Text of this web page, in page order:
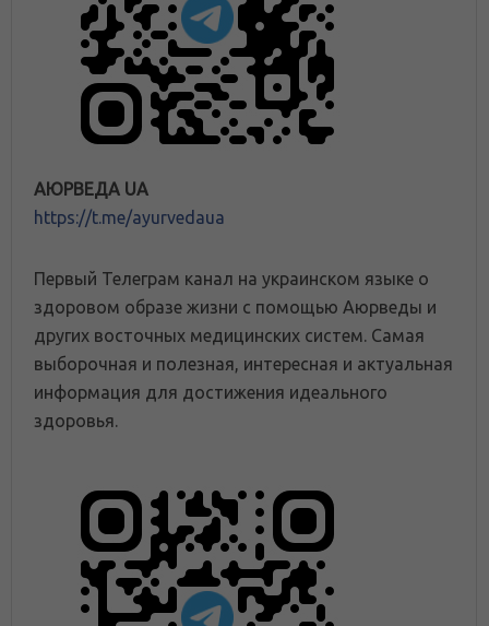
АЮРВЕДА UA
https://t.me/ayurvedaua
Первый Телеграм канал на украинском языке о
здоровом образе жизни с помощью Аюрведы и
других восточных медицинских систем. Самая
выборочная и полезная, интересная и актуальная
информация для достижения идеального
здоровья.